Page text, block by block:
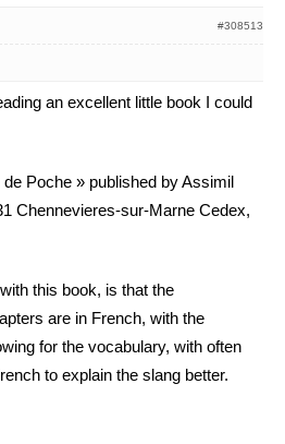
#308513
an excellent little book I could
de Poche » published by Assimil
Chennevieres-sur-Marne Cedex,
this book, is that the
are in French, with the
for the vocabulary, with often
to explain the slang better.